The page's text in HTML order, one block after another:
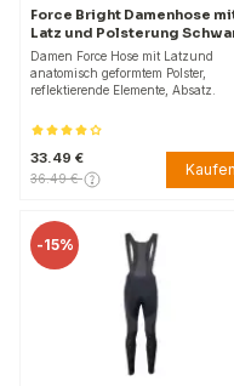
Force Bright Damenhose
Latz und Polsterung
Damen Force Hose mit Latzund
anatomisch geformtem Polster,
reflektierende Elemente, Absatz.
33.49 €
36.49 € Kaufen
-15%